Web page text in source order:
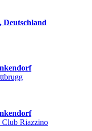
Deutschland
Club Riazzino